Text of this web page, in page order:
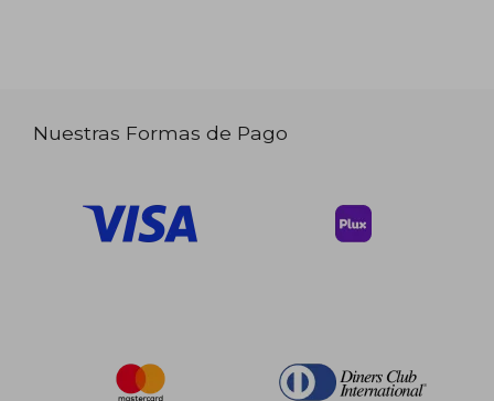
Nuestras Formas de Pago